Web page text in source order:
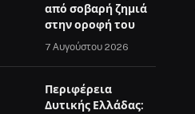
από σοβαρή ζημιά
στην οροφή του
7 Αυγούστου 2026
Περιφέρεια
Δυτικής Ελλάδας: